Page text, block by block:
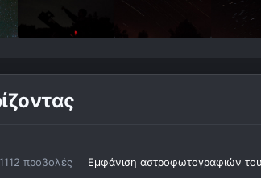
1112 προβολές Εμφάνιση αστροφωτογραφιών